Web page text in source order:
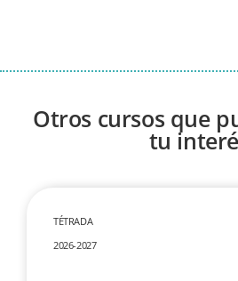
Otros cursos que
tu
TÉTRADA
2026-2027